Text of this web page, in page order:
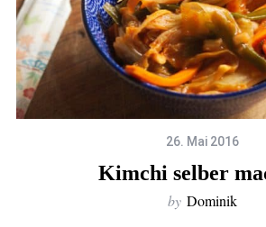
26. Mai 2016
Kimchi selber
by Dominik